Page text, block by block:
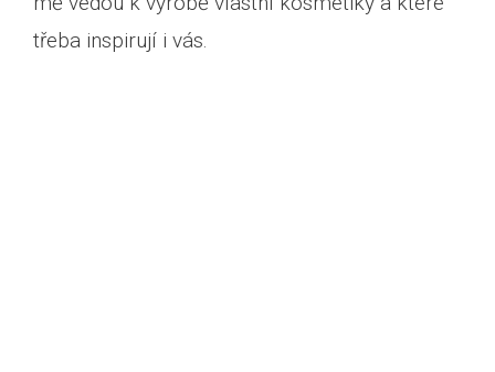
třeba inspirují i vás.